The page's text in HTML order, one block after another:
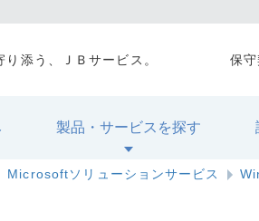
り添う、ＪＢサービス。
製品・サービスを探す
保
Microsoftソリューションサービス